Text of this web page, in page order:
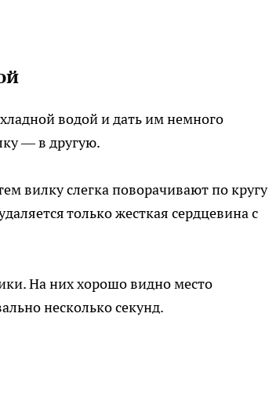
водой и дать им немного
— в другую.
вилку слегка поворачивают по кругу
только жесткая сердцевина с
На них хорошо видно место
несколько секунд.